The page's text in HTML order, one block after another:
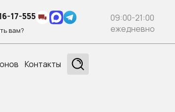
17-555
вам?
09:00-21:00
ежедневно
Контакты